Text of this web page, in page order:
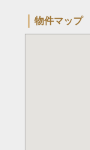
物件マップ